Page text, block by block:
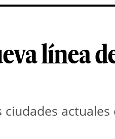
línea
actuales